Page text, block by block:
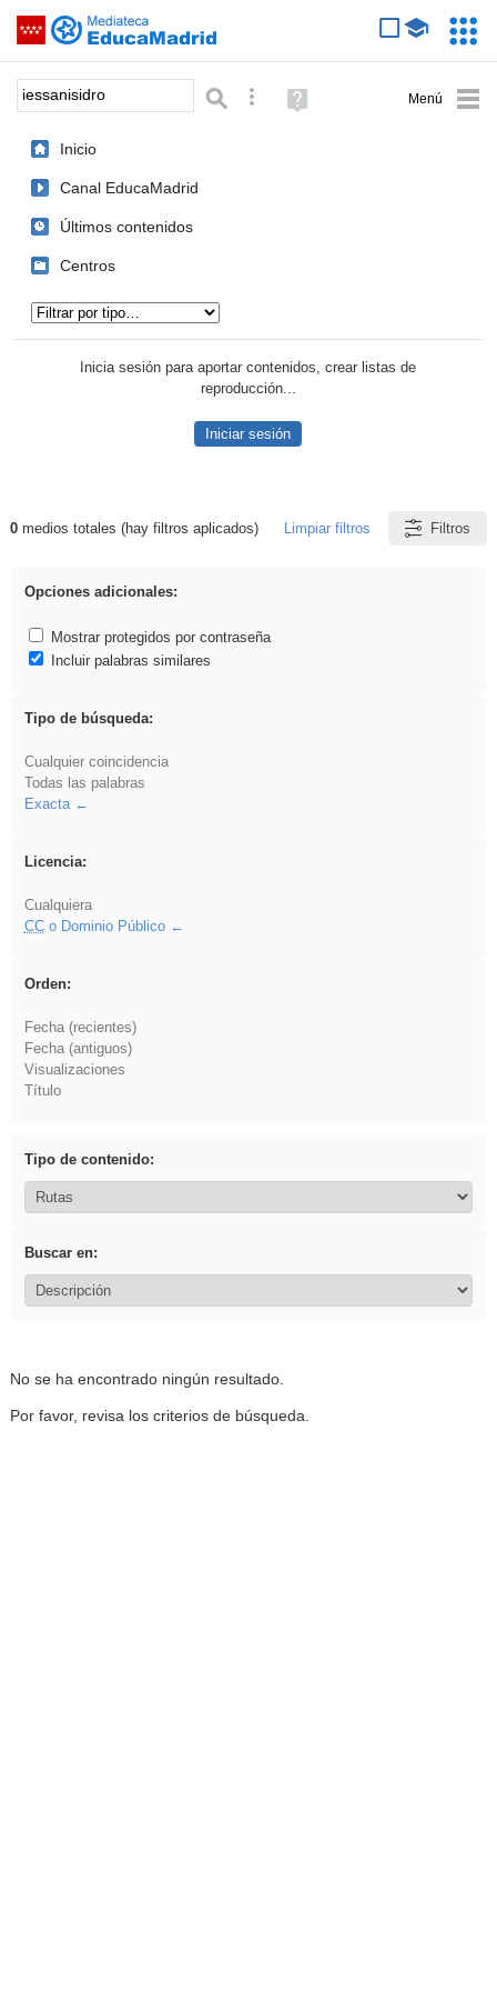
Saltar navegación
Palabra o frase: Búsqueda avanzada
Ayuda
(en
Inicio
Canal EducaMadrid
Últimos contenidos
Centros
Inicia sesión para aportar contenidos, crear listas de
reproducción...
Iniciar sesión
Resultados de: iessanisidro
0medios totales (hay filtros aplicados) Limpiar filtros Filtros
Opciones adicionales:
Mostrar protegidos por contraseña
Incluir palabras similares
Tipo de búsqueda:
Cualquier coincidencia
Todas las palabras
Exacta
Licencia:
Cualquiera
CCo Dominio Público
Orden:
Fecha (recientes)
Fecha (antiguos)
Visualizaciones
Título
Tipo de contenido:
Buscar en:
No se ha encontrado ningún resultado.
Por favor, revisa los criterios de búsqueda.